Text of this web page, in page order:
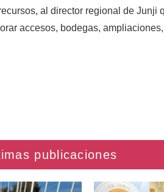
al director regional de Junji
accesos, bodegas,